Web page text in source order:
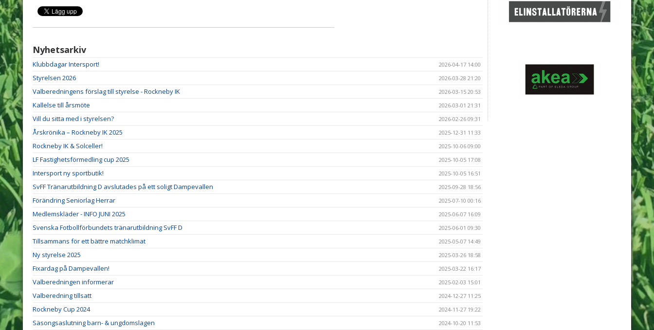
Nyhetsarkiv
Klubbdagar Intersport! 2026-04-17 14:00
Styrelsen 2026 2026-03-28 21:20
Valberedningens förslag till styrelse - Rockneby IK 2026-03-15 20:53
Kallelse till årsmöte 2026-03-01 21:31
Vill du sitta med i styrelsen? 2026-02-26 09:31
Årskrönika – Rockneby IK 2025 2025-12-31 11:33
Rockneby IK & Solceller! 2025-10-06 09:00
LF Fastighetsförmedling cup 2025 2025-10-05 17:08
Intersport ny sportbutik! 2025-10-05 16:51
SvFF Tränarutbildning D avslutades på ett soligt Dampevallen 2025-09-28 18:56
Förändring Seniorlag Herrar 2025-07-10 00:16
Medlemskläder - INFO JUNI 2025 2025-06-07 16:09
Svenska Fotbollförbundets tränarutbildning SvFF D 2025-06-01 09:30
Tillsammans för ett bättre matchklimat 2025-05-07 14:49
Ny styrelse 2025 2025-03-26 18:58
Fixardag på Dampevallen! 2025-03-22 16:17
Valberedningen informerar 2025-02-03 15:01
Valberedning tillsatt 2024-12-27 11:25
Rockneby Cup 2024 2024-11-27 19:22
Säsongsaslutning barn- & ungdomslagen 2024-10-20 11:53